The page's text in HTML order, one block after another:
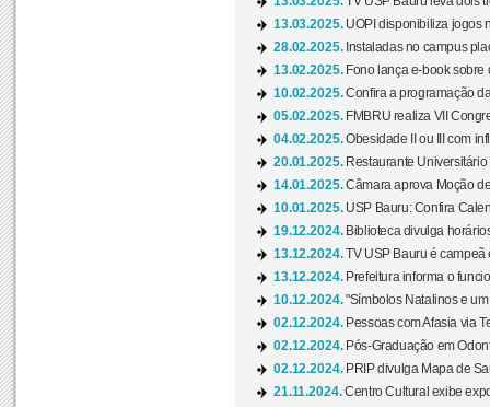
13.03.2025. UOPI disponibiliza jogos
28.02.2025. Instaladas no campus
13.02.2025. Fono lança e-book sobre
10.02.2025.Confira a programação
05.02.2025. FMBRU realiza VII
04.02.2025.Obesidade II ou III com
20.01.2025. Restaurante
14.01.2025.Câmara aprova Moção
10.01.2025. USP Bauru: Confira
19.12.2024. Biblioteca divulga
13.12.2024.TV USP Bauru é campeã
13.12.2024. Prefeitura informa o
10.12.2024."Símbolos Natalinos e
02.12.2024. Pessoas com Afasia via
02.12.2024. Pós-Graduação em
02.12.2024. PRIP divulga Mapa de
21.11.2024.Centro Cultural exibe